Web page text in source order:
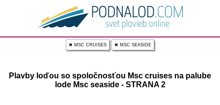
✖ MSC CRUISES ✖ MSC SEASIDE
Plavby loďou so spoločnosťou Msc cruises na palube
lode Msc seaside - STRANA 2